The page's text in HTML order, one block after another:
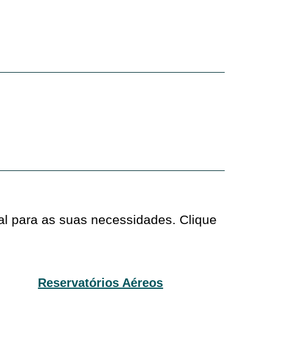
para as suas necessidades. Clique
Reservatórios Aéreos